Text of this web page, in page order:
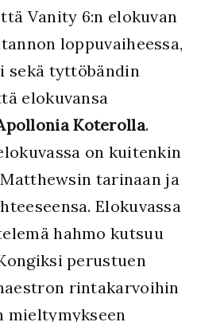
Vanity 6:n elokuvan
loppuvaiheessa,
sekä tyttöbändin
elokuvansa
Koterolla.
on kuitenkin
tarinaan ja
Elokuvassa
hahmo kutsuu
perustuen
rintakarvoihin
mieltymykseen